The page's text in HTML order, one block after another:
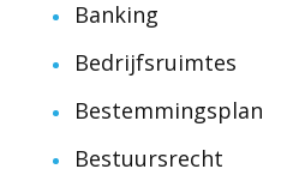
Banking
Bedrijfsruimtes
Bestemmingsplan
Bestuursrecht